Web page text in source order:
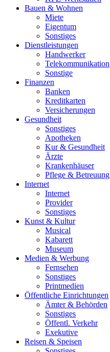
Bauen & Wohnen
Miete
Eigentum
Sonstiges
Dienstleistungen
Handwerker
Telekommunikation
Sonstige
Finanzen
Banken
Kreditkarten
Versicherungen
Gesundheit
Sonstiges
Apotheken
Kur & Gesundheit
Ärzte
Krankenhäuser
Pflege & Betreuung
Internet
Internet
Provider
Sonstiges
Kunst & Kultur
Musical
Kabarett
Museum
Medien & Werbung
Fernsehen
Sonstiges
Printmedien
Öffentliche Einrichtungen
Ämter & Behörden
Sonstiges
Öffentl. Verkehr
Exekutive
Reisen & Speisen